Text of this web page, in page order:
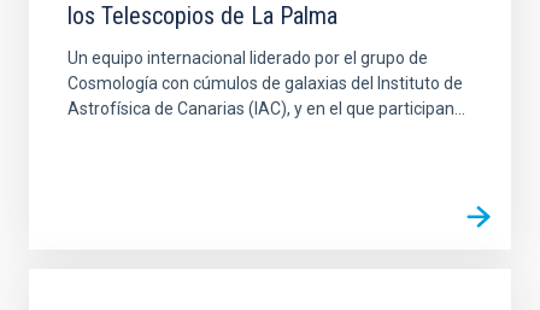
los Telescopios de La Palma
Un equipo internacional liderado por el grupo de
Cosmología con cúmulos de galaxias del Instituto de
Astrofísica de Canarias (IAC), y en el que participan...